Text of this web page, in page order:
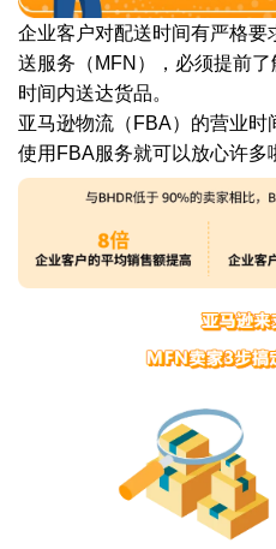
企业客户对配送时间有严格
送服务（MFN），必须提前
时间内送达货品。
亚马逊物流（FBA）的营业时
使用FBA服务就可以放心许多